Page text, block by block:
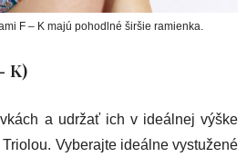
F – K majú pohodlné širšie ramienka.
K)
a udržať ich v ideálnej výške
Vyberajte ideálne vystužené